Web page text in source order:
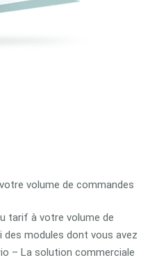
volume de commandes
tarif à votre volume de
modules dont vous avez
– La solution commerciale